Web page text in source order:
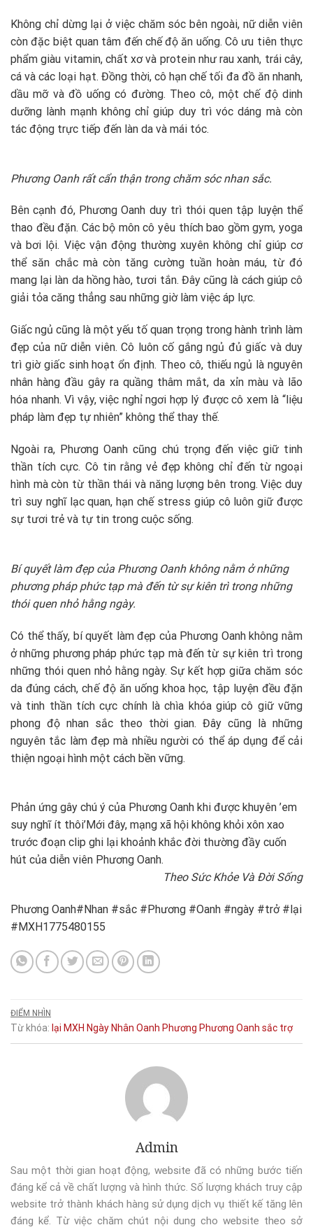
Không chỉ dừng lại ở việc chăm sóc bên ngoài, nữ diễn viên
còn đặc biệt quan tâm đến chế độ ăn uống. Cô ưu tiên thực
phẩm giàu vitamin, chất xơ và protein như rau xanh, trái cây,
cá và các loại hạt. Đồng thời, cô hạn chế tối đa đồ ăn nhanh,
dầu mỡ và đồ uống có đường. Theo cô, một chế độ dinh
dưỡng lành mạnh không chỉ giúp duy trì vóc dáng mà còn
tác động trực tiếp đến làn da và mái tóc.
Phương Oanh rất cẩn thận trong chăm sóc nhan sắc.
Bên cạnh đó, Phương Oanh duy trì thói quen tập luyện thể
thao đều đặn. Các bộ môn cô yêu thích bao gồm gym, yoga
và bơi lội. Việc vận động thường xuyên không chỉ giúp cơ
thể săn chắc mà còn tăng cường tuần hoàn máu, từ đó
mang lại làn da hồng hào, tươi tắn. Đây cũng là cách giúp cô
giải tỏa căng thẳng sau những giờ làm việc áp lực.
Giấc ngủ cũng là một yếu tố quan trọng trong hành trình làm
đẹp của nữ diễn viên. Cô luôn cố gắng ngủ đủ giấc và duy
trì giờ giấc sinh hoạt ổn định. Theo cô, thiếu ngủ là nguyên
nhân hàng đầu gây ra quầng thâm mắt, da xỉn màu và lão
hóa nhanh. Vì vậy, việc nghỉ ngơi hợp lý được cô xem là “liệu
pháp làm đẹp tự nhiên” không thể thay thế.
Ngoài ra, Phương Oanh cũng chú trọng đến việc giữ tinh
thần tích cực. Cô tin rằng vẻ đẹp không chỉ đến từ ngoại
hình mà còn từ thần thái và năng lượng bên trong. Việc duy
trì suy nghĩ lạc quan, hạn chế stress giúp cô luôn giữ được
sự tươi trẻ và tự tin trong cuộc sống.
Bí quyết làm đẹp của Phương Oanh không nằm ở những
phương pháp phức tạp mà đến từ sự kiên trì trong những
thói quen nhỏ hằng ngày.
Có thể thấy, bí quyết làm đẹp của Phương Oanh không nằm
ở những phương pháp phức tạp mà đến từ sự kiên trì trong
những thói quen nhỏ hằng ngày. Sự kết hợp giữa chăm sóc
da đúng cách, chế độ ăn uống khoa học, tập luyện đều đặn
và tinh thần tích cực chính là chìa khóa giúp cô giữ vững
phong độ nhan sắc theo thời gian. Đây cũng là những
nguyên tắc làm đẹp mà nhiều người có thể áp dụng để cải
thiện ngoại hình một cách bền vững.
Phản ứng gây chú ý của Phương Oanh khi được khuyên ’em
suy nghĩ ít thôi’Mới đây, mạng xã hội không khỏi xôn xao
trước đoạn clip ghi lại khoảnh khắc đời thường đầy cuốn
hút của diễn viên Phương Oanh.
Theo Sức Khỏe Và Đời Sống
Phương Oanh#Nhan #sắc #Phương #Oanh #ngày #trở #lại
#MXH1775480155
ĐIỂM NHÌN
Từ khóa: lại MXH Ngày Nhân Oanh Phương Phương Oanh sắc trợ
Admin
Sau một thời gian hoạt động, website đã có những bước tiến
đáng kể cả về chất lượng và hình thức. Số lượng khách truy cập
website trở thành khách hàng sử dụng dịch vụ thiết kế tăng lên
đáng kể. Từ việc chăm chút nội dung cho website theo sở